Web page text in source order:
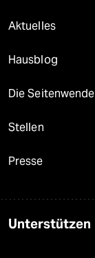
Aktuelles
Hausblog
Die Seitenwende
Stellen
Presse
Unterstützen